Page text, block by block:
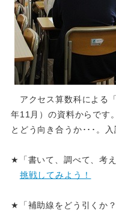
アクセス算数科による
年11月）の資料からです
とどう向き合うか･･･。
★「書いて、調べて、考
挑戦してみよう！
★「補助線をどう引くか